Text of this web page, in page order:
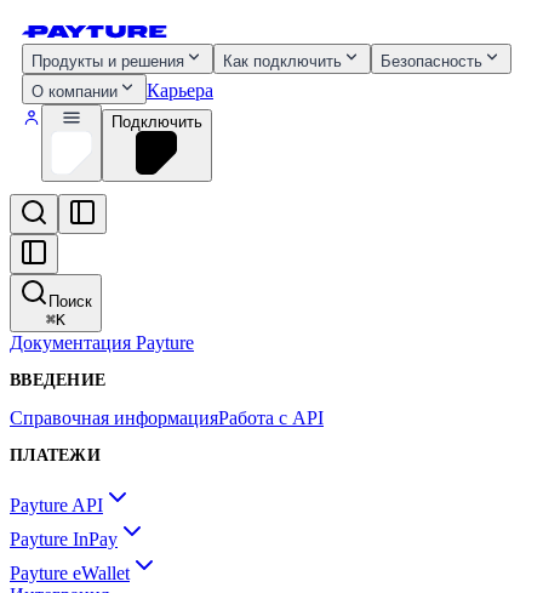
Продукты и решения Как подключить
Безопасность
О компании
Карьера
Подключить
Поиск
⌘K
Документация Payture
ВВЕДЕНИЕ
Справочная информацияРабота с API
ПЛАТЕЖИ
Payture API
Payture InPay
Payture eWallet